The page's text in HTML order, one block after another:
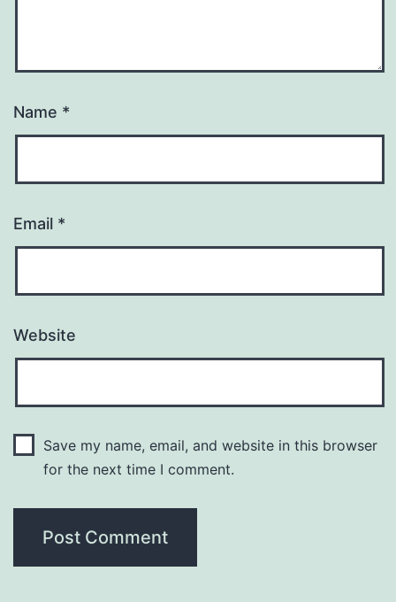
Name *
Email *
Website
Save my name, email, and website in this browser
for the next time I comment.